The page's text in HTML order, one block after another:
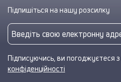
Підпишіться на нашу розсилку
Підписуючись, ви погоджуєтеся
конфіденційності